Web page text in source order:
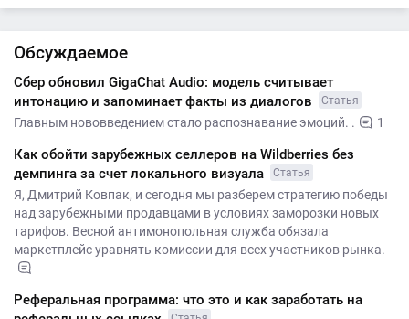
Обсуждаемое
Сбер обновил GigaChat Audio: модель считывает
интонацию и запоминает факты из диалогов
Статья
Главным нововведением стало распознавание эмоций. . 1
Как обойти зарубежных селлеров на Wildberries без
демпинга за счет локального визуала
Статья
Я, Дмитрий Ковпак, и сегодня мы разберем стратегию победы
над зарубежными продавцами в условиях заморозки новых
тарифов. Весной антимонопольная служба обязала
маркетплейс уравнять комиссии для всех участников рынка.
Реферальная программа: что это и как заработать на